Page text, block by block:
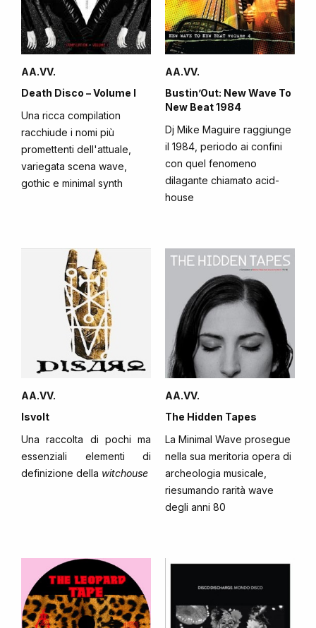
AA.VV.
Death Disco – Volume I
Una ricca compilation
racchiude i nomi più
promettenti dell'attuale,
variegata scena wave,
gothic e minimal synth
AA.VV.
Bustin’Out: New Wave To
New Beat 1984
Dj Mike Maguire raggiunge
il 1984, periodo ai confini
con quel fenomeno
dilagante chiamato acid-
house
AA.VV.
Isvolt
Una raccolta di pochi ma
essenziali elementi di
definizione della witchouse
AA.VV.
The Hidden Tapes
La Minimal Wave prosegue
nella sua meritoria opera di
archeologia musicale,
riesumando rarità wave
degli anni 80